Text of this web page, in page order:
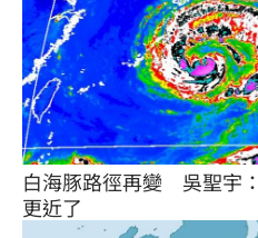
白海豚路徑再變　吳聖宇
更近了